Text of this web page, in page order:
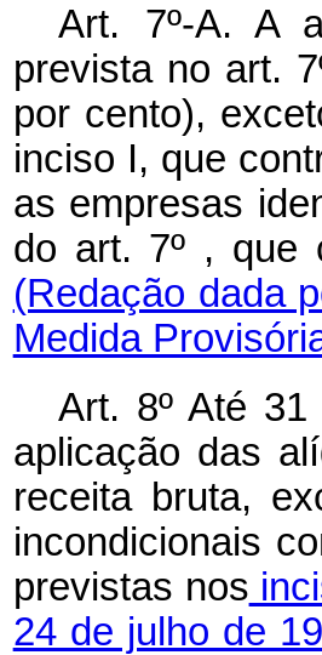
Art. 7º-A. A
prevista no art.
por cento),
inciso I, que
as empresas
do art. 7º , que
(Redação dada
Medida
Art. 8º Até
aplicação das
receita bruta,
incondicionais
previstas nos
24 de julho de